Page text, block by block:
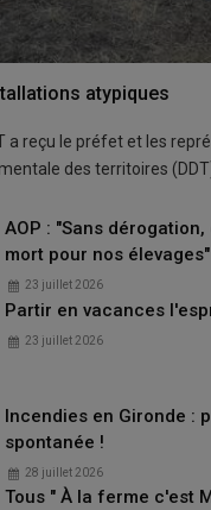
atypiques
a reçu le préfet et les
des territoires
AOP : "Sans
mort pour nos élevages"
23 juillet 2026
Partir en vacances
23 juillet 2026
Incendies en Gironde :
spontanée !
28 juillet 2026
Tous " À la ferme c'est